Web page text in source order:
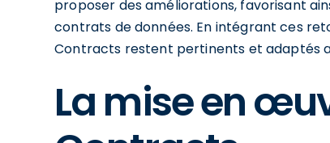
proposer des améliorations, favorisant
contrats de données. En intégrant ces
Contracts restent pertinents et adaptés
La mise en